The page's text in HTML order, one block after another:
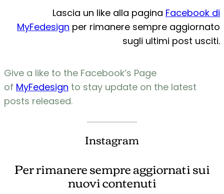
Lascia un like alla pagina Facebook di
MyFedesign per rimanere sempre aggiornato
sugli ultimi post usciti.
Give a like to the Facebook’s Page
of MyFedesign to stay update on the latest
posts released.
Instagram
Per rimanere sempre aggiornati sui
nuovi contenuti